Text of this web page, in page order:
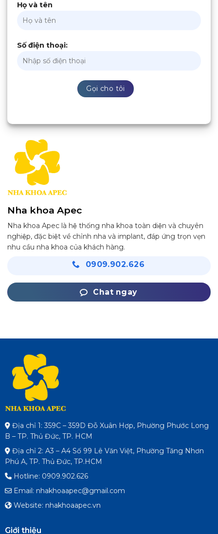
Họ và tên
Số điện thoại:
Nha khoa Apec
Nha khoa Apec là hệ thống nha khoa toàn diện và chuyên
nghiệp, đặc biệt về chỉnh nha và implant, đáp ứng trọn vẹn
nhu cầu nha khoa của khách hàng.
0909.902.626
Chat ngay
Địa chỉ 1: 359C – 359D Đỗ Xuân Hợp, Phường Phước Long
B – TP. Thủ Đức, TP. HCM
Địa chỉ 2: A3 – A4 Số 99 Lê Văn Việt, Phường Tăng Nhơn
Phú A, TP. Thủ Đức, TP.HCM
Hotline: 0909.902.626
Email: nhakhoaapec@gmail.com
Website: nhakhoaapec.vn
Giới thiệu